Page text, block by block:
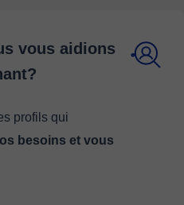
vous aidions
profils qui
besoins et vous